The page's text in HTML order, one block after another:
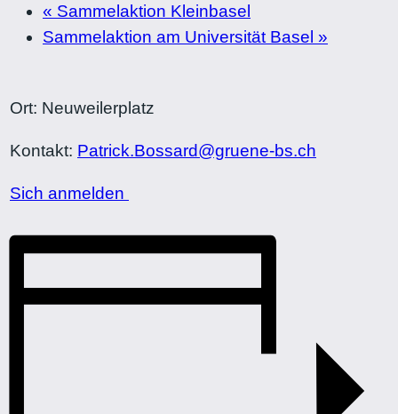
« Sammelaktion Kleinbasel
Sammelaktion am Universität Basel »
Ort: Neuweilerplatz
Kontakt: Patrick.Bossard@gruene-bs.ch
Sich anmelden